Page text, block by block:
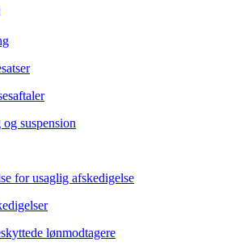
suspension
for usaglig afskedigelse
lønmodtagere